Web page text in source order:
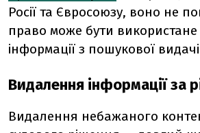
Росії та Євросоюзу, воно не
право може бути
інформації з пошукової
Видалення інформації за
Видалення небажаного